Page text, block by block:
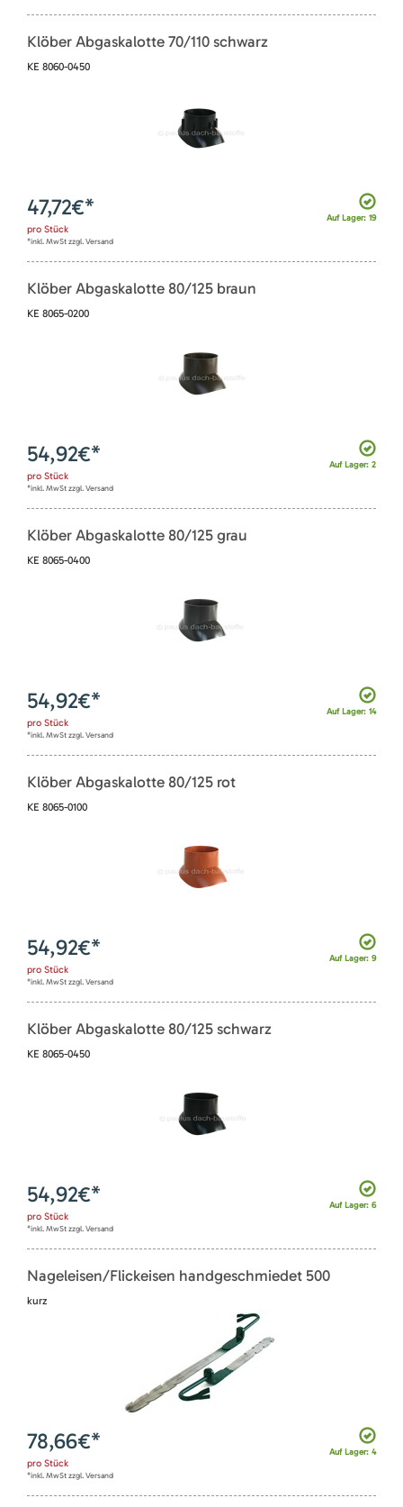
Klöber Abgaskalotte 70/110 schwarz
KE 8060-0450
Auf Lager: 19
47,72€*
pro Stück
*inkl. MwSt zzgl. Versand
Klöber Abgaskalotte 80/125 braun
KE 8065-0200
Auf Lager: 2
54,92€*
pro Stück
*inkl. MwSt zzgl. Versand
Klöber Abgaskalotte 80/125 grau
KE 8065-0400
Auf Lager: 14
54,92€*
pro Stück
*inkl. MwSt zzgl. Versand
Klöber Abgaskalotte 80/125 rot
KE 8065-0100
Auf Lager: 9
54,92€*
pro Stück
*inkl. MwSt zzgl. Versand
Klöber Abgaskalotte 80/125 schwarz
KE 8065-0450
Auf Lager: 6
54,92€*
pro Stück
*inkl. MwSt zzgl. Versand
Nageleisen/Flickeisen handgeschmiedet 500
kurz
Auf Lager: 4
78,66€*
pro Stück
*inkl. MwSt zzgl. Versand